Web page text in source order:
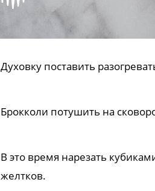
Духовку поставить
Брокколи потушить на
В это время нарезать
желтков.